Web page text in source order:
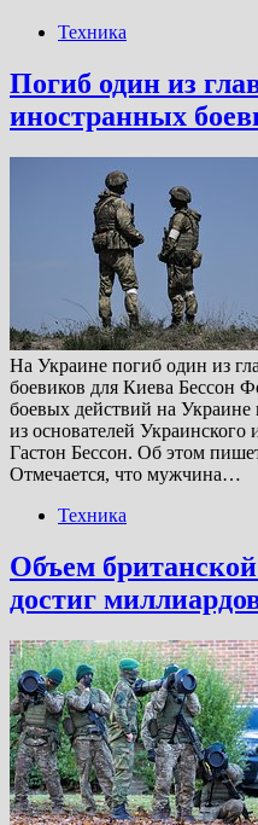
Техника
Погиб один из
иностранных
На Украине погиб один из
боевиков для Киева Бессон
боевых действий на
из основателей Украинского
Гастон Бессон. Об этом
Отмечается, что мужчина…
Техника
Объем
достиг